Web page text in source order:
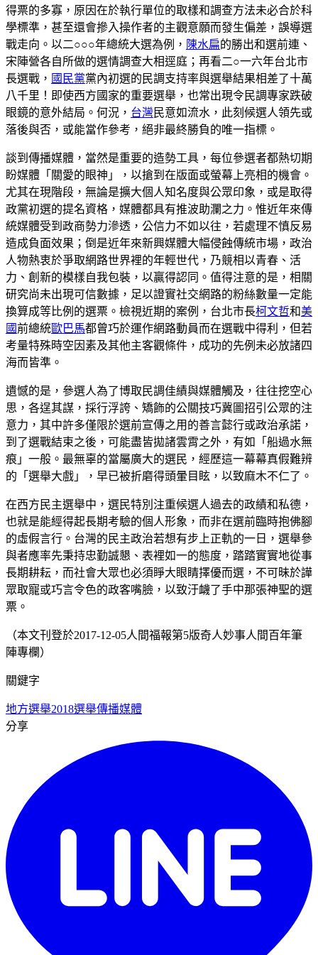
得票的多寡，原因在於執行單位的取樣和調查方法未必合於科
學標準，甚至還會摻入操作者的主觀意願而發生偏差，誤導選
戰走向。以二○○○年總統大選為例， 陳水扁的勝出和選前連、
宋陣營各自所做的選情調查大相逕庭；再看二○一六年台北市
長選戰， 國民黨黨內初選的民調支持率與選舉結果相差了十萬
八千里！即使西方國家的重要選舉，也常出現令民調專家跌破
眼鏡的意外結局。何況， 台灣 民意如流水，此刻候選人領先或
落後與否，或能當作參考，絕非最終勝負的唯一指標。
談到傳播媒體，當然是重要的造勢工具，每位參選者都熱切期
盼媒體「關愛的眼神」，以搶到在版面或螢幕上亮相的機會。
尤其在現階段，無論是擴大個人知名度與公眾印象，或是取得
政黨初選的提名資格，媒體都具有推波助瀾之力。惟近年來傳
統媒體受到政商勢力滲透，公信力不如以往，若處理不慎反易
造成負面效果；倒是近年來新興媒體大幅侵蝕傳統市場，政治
人物熱衷於爭取網路世界裡的年輕世代，乃競相以青春、活
力、創新的模樣自我包裝，以贏得認同。值得注意的是，相關
研究尚未出現可信數據，足以證實社交網路的粉絲數量一定能
換算成等比例的選票。檢視近期的案例，台北市長柯文哲和美
國前總統歐巴馬都曾巧於運作網路動員而在選戰中得利，但若
考量特殊時空因素及其他主客觀條件，成功的先例未必放諸四
海而皆準。
遺憾的是，參選人為了博取民調佳績與媒體觸及，往往挖空心
思，各逞其謀，採行浮誇、矯飾的公關技巧冀圖招引公眾的注
意力，其中許多僅限於選前宣傳之用的善言懿行或政治承諾，
到了選戰結束之後，可能盡皆拋諸雲霄之外，有如「船過水無
痕」一般。最無辜的當屬廣大的選民，經歷這一幕幕真假難辨
的「選舉大戲」，早已被折磨得頭暈目眩，以致麻木不仁了。
在西方民主選舉中，選民特別注重候選人過去的政績和私德，
也就是能經得起長期考驗的個人形象，而非在選前臨時抱佛腳
的虛假言行。台灣的民主政治若想有步上正軌的一日，選舉參
與者應率先秉持忠勤誠懇、表裡如一的態度，踏踏實實地從事
長期耕耘，而社會大眾也必須睜大眼睛擇優而選，不可昧於譁
眾取寵或巧言令色的政客嘴臉，以致汙衊了手中那張神聖的選
票。
（本文刊登於2017-12-05人間福報第5版奇人妙事人間百年筆
陣專欄）
關鍵字
地方選舉2018選舉傳播媒體
分享